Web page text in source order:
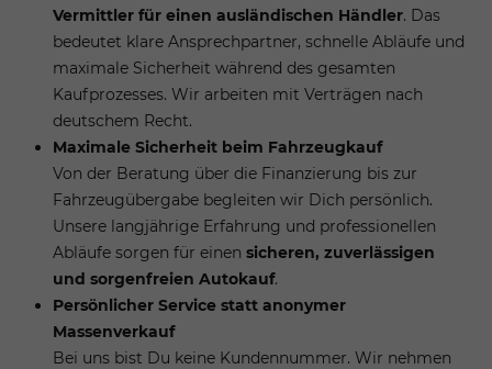
Vermittler für einen ausländischen Händler. Das
bedeutet klare Ansprechpartner, schnelle Abläufe und
maximale Sicherheit während des gesamten
Kaufprozesses. Wir arbeiten mit Verträgen nach
deutschem Recht.
Maximale Sicherheit beim Fahrzeugkauf
Von der Beratung über die Finanzierung bis zur
Fahrzeugübergabe begleiten wir Dich persönlich.
Unsere langjährige Erfahrung und professionellen
Abläufe sorgen für einen sicheren, zuverlässigen
und sorgenfreien Autokauf.
Persönlicher Service statt anonymer
Massenverkauf
Bei uns bist Du keine Kundennummer. Wir nehmen